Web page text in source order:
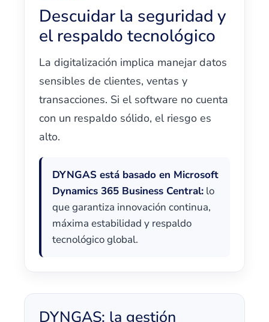
Descuidar la seguridad y
el respaldo tecnológico
La digitalización implica manejar datos
sensibles de clientes, ventas y
transacciones. Si el software no cuenta
con un respaldo sólido, el riesgo es
alto.
DYNGAS está basado en Microsoft
Dynamics 365 Business Central: lo
que garantiza innovación continua,
máxima estabilidad y respaldo
tecnológico global.
DYNGAS: la gestión